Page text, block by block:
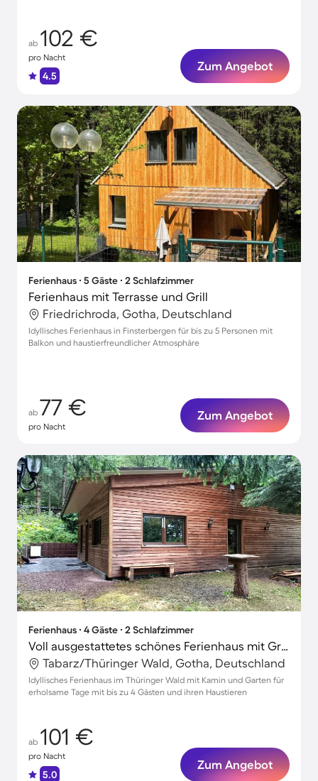
ab 102 €
pro Nacht
4.5
Zum Angebot
Ferienhaus ∙ 5 Gäste ∙ 2 Schlafzimmer
Ferienhaus mit Terrasse und Grill
Friedrichroda, Gotha, Deutschland
Idyllisches Ferienhaus in Finsterbergen für bis zu 5 Personen mit
Balkon und haustierfreundlicher Atmosphäre
ab 77 €
pro Nacht
Zum Angebot
Ferienhaus ∙ 4 Gäste ∙ 2 Schlafzimmer
Voll ausgestattetes schönes Ferienhaus mit Grill, Garten und Terrasse | Haustierfreundlich
Tabarz/Thüringer Wald, Gotha, Deutschland
Idyllisches Ferienhaus im Thüringer Wald mit Kamin und Garten für
erholsame Tage mit bis zu 4 Gästen und ihren Haustieren
ab 101 €
pro Nacht
5.0
Zum Angebot